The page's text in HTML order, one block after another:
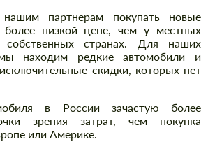
партнерам покупать новые
более низкой цене, чем у местных
странах. Для наших
мы находим редкие автомобили и
скидки, которых нет
в России зачастую более
зрения затрат, чем покупка
или Америке.